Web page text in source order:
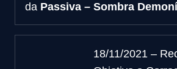
da Passiva – Sombra
18/11/2021 –